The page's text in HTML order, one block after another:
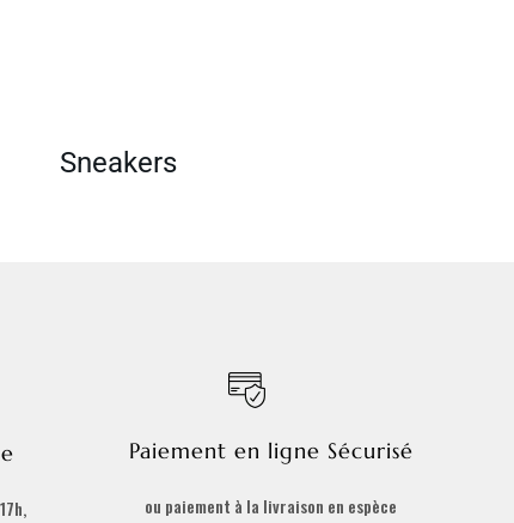
Sneakers
Paiement en ligne Sécurisé
ou paiement à la livraison en espèce